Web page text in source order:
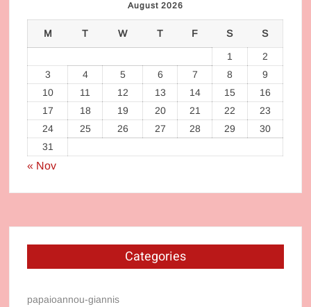
August 2026
M T W T F S S
1
2
3
4 5 6 7 8
9
10
11 12 13 14 15
16
17
18 19 20 21 22
23
24
25 26 27 28 29
30
31
« Nov
Categories
papaioannou-giannis